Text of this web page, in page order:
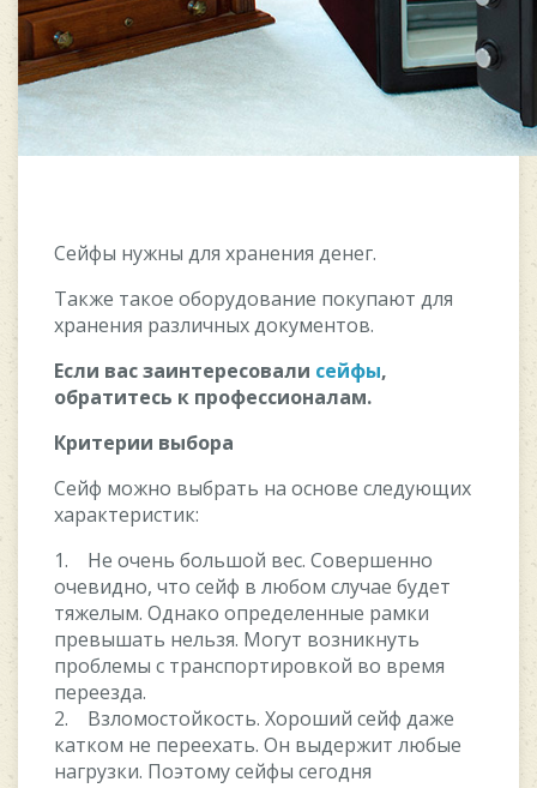
Сейфы нужны для хранения денег.
Также такое оборудование покупают для
хранения различных документов.
Если вас заинтересовали сейфы,
обратитесь к профессионалам.
Критерии выбора
Сейф можно выбрать на основе следующих
характеристик:
1. Не очень большой вес. Совершенно
очевидно, что сейф в любом случае будет
тяжелым. Однако определенные рамки
превышать нельзя. Могут возникнуть
проблемы с транспортировкой во время
переезда.
2. Взломостойкость. Хороший сейф даже
катком не переехать. Он выдержит любые
нагрузки. Поэтому сейфы сегодня